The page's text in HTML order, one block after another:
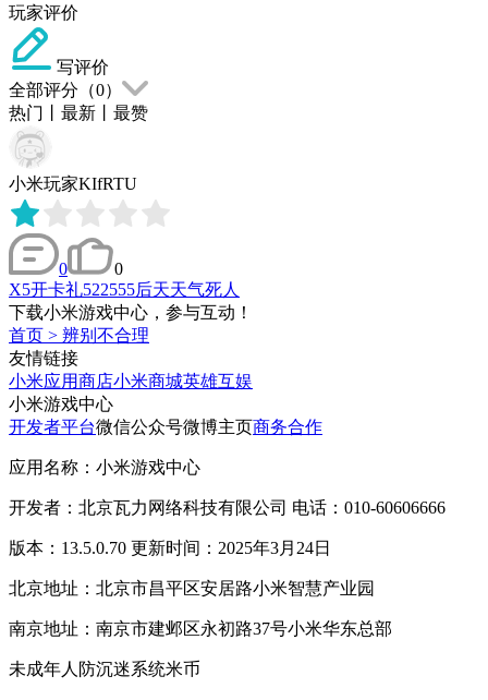
玩家评价
写评价
全部评分（0）
热门
最新 最赞
小米玩家KIfRTU
0
0
X5开卡礼522555后天天气死人
下载小米游戏中心，参与互动！
首页 > 辨别不合理
友情链接
小米应用商店小米商城英雄互娱
小米游戏中心
开发者平台微信公众号微博主页商务合作
应用名称：小米游戏中心
开发者：北京瓦力网络科技有限公司 电话：010-60606666
版本：13.5.0.70 更新时间：2025年3月24日
北京地址：北京市昌平区安居路小米智慧产业园
南京地址：南京市建邺区永初路37号小米华东总部
未成年人防沉迷系统米币